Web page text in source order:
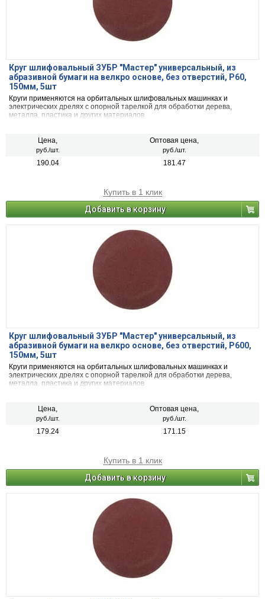
Круг шлифовальный ЗУБР ″Мастер″ универсальный, из
абразивной бумаги на велкро основе, без отверстий, Р60,
150мм, 5шт
Круги применяются на орбитальных шлифовальных машинках и
электрических дрелях с опорной тарелкой для обработки дерева,
металла, пластика и других материалов
Цена,
руб./шт.
Оптовая цена,
руб./шт.
190.04 181.47
Купить в 1 клик
Добавить в корзину
Круг шлифовальный ЗУБР ″Мастер″ универсальный, из
абразивной бумаги на велкро основе, без отверстий, Р600,
150мм, 5шт
Круги применяются на орбитальных шлифовальных машинках и
электрических дрелях с опорной тарелкой для обработки дерева,
металла, пластика и других материалов
Цена,
руб./шт.
Оптовая цена,
руб./шт.
179.24 171.15
Купить в 1 клик
Добавить в корзину